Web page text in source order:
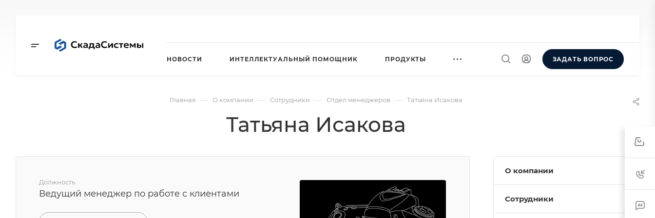
НОВОСТИ ИНТЕЛЛЕКТУАЛЬНЫЙ ПОМОЩНИК ПРОДУКТЫ ЗАДАТЬ ВОПРОС
Главная — О компании — Сотрудники — Отдел менеджеров — Татьяна Исакова
Татьяна Исакова
Должность
Ведущий менеджер по работе с клиентами
О компании
Сотрудники